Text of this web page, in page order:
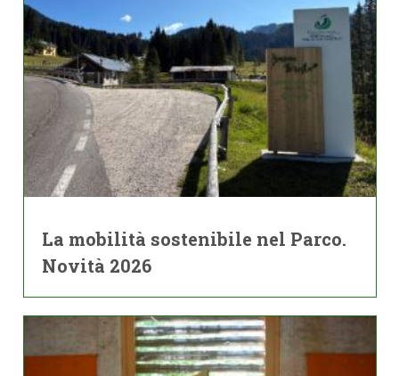
La mobilità sostenibile nel Parco.
Novità 2026